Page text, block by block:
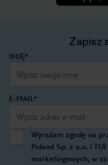
Zapisz
IMIĘ*
E-MAIL*
Wyrażam zgodę na
Poland Sp. z o.o. i
marketingowych, w